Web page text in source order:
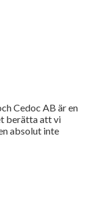
Cedoc AB är en
berätta att vi
absolut inte